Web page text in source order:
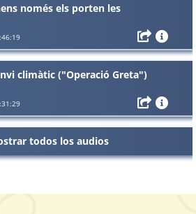
només els porten les
climàtic ("Operació Greta")
todos los audios